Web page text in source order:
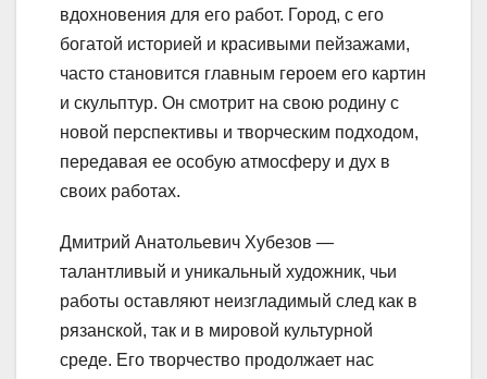
вдохновения для его работ. Город, с его
богатой историей и красивыми пейзажами,
часто становится главным героем его картин
и скульптур. Он смотрит на свою родину с
новой перспективы и творческим подходом,
передавая ее особую атмосферу и дух в
своих работах.
Дмитрий Анатольевич Хубезов —
талантливый и уникальный художник, чьи
работы оставляют неизгладимый след как в
рязанской, так и в мировой культурной
среде. Его творчество продолжает нас